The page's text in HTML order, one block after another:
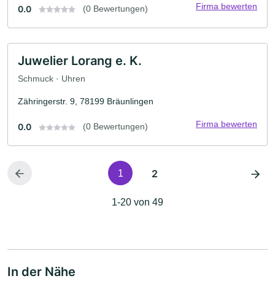
0.0 (0 Bewertungen) Firma bewerten
Juwelier Lorang e. K.
Schmuck · Uhren
Zähringerstr. 9, 78199 Bräunlingen
0.0 (0 Bewertungen) Firma bewerten
1 2
1-20 von 49
In der Nähe